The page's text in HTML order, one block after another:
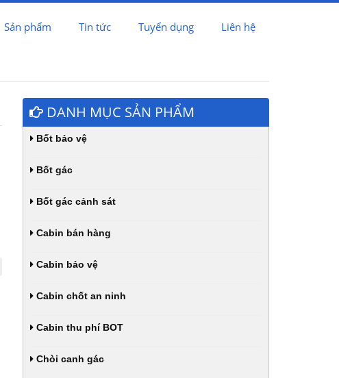
Sản phẩm Tin tức Tuyển dụng Liên hệ
DANH MỤC SẢN PHẨM
Bốt bảo vệ
Bốt gác
Bốt gác cảnh sát
Cabin bán hàng
Cabin bảo vệ
Cabin chốt an ninh
Cabin thu phí BOT
Chòi canh gác